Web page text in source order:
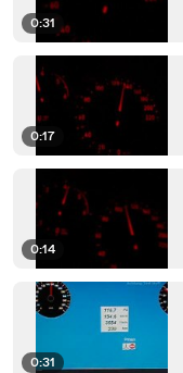
0:31
0:17
0:14
0:31